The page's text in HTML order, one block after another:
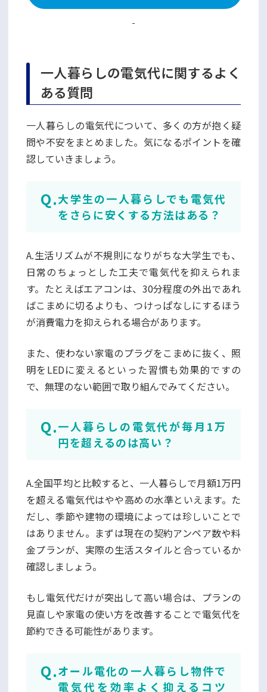
一人暮らしの電気代に関するよく
ある質問
一人暮らしの電気代について、多くの方が抱く疑
問や不安をまとめました。気になるポイントを確
認していきましょう。
大学生の一人暮らしでも電気代
をさらに安くする方法はある？
A.生活リズムが不規則になりがちな大学生でも、
日常のちょっとした工夫で電気代を抑えられま
す。たとえばエアコンは、30分程度の外出であれ
ばこまめに切るよりも、つけっぱなしにするほう
が消費電力を抑えられる場合があります。
また、使わない家電のプラグをこまめに抜く、照
明をLEDに変えるといった習慣も効果的ですの
で、無理のない範囲で取り組んでみてください。
一人暮らしの電気代が毎月1万
円を超えるのは高い？
A.全国平均と比較すると、一人暮らしで月額1万円
を超える電気代はやや高めの水準といえます。た
だし、季節や建物の環境によっては珍しいことで
はありません。まずは現在の契約アンペア数や料
金プランが、実際の生活スタイルと合っているか
確認しましょう。
もし電気代だけが突出して高い場合は、プランの
見直しや家電の使い方を改善することで電気代を
節約できる可能性があります。
オール電化の一人暮らし物件で
電気代を効率よく抑えるコツ